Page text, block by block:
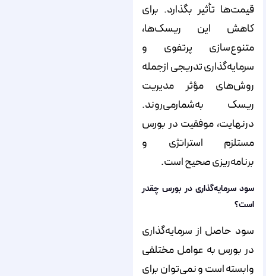
قیمت‌ها تأثیر بگذارد. برای
کاهش این ریسک‌ها،
متنوع‌سازی پرتفوی و
سرمایه‌گذاری تدریجی ازجمله
روش‌های مؤثر مدیریت
ریسک به‌شمار‌می‌روند.
در‌نهایت، موفقیت در بورس
مستلزم استراتژی‌ و
برنامه‌ریزی صحیح است.
سود سرمایه‌گذاری در بورس چقدر
است؟
سود حاصل از سرمایه‌گذاری
در بورس به عوامل مختلفی
وابسته است و نمی‌توان برای